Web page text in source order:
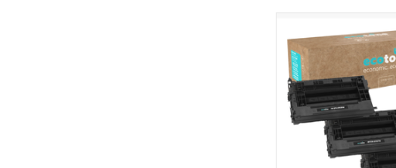
voor HP printers.
is goed voor circa
pagina’???s en
voor scherpe
betrouwbare